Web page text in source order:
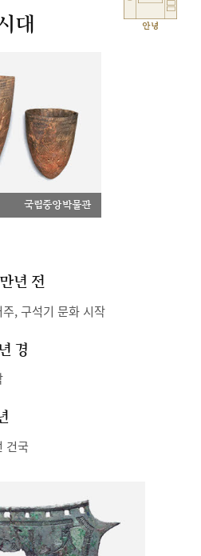
안녕
대
국립중앙박물관
년 전
, 구석기 문화 시작
경
건국